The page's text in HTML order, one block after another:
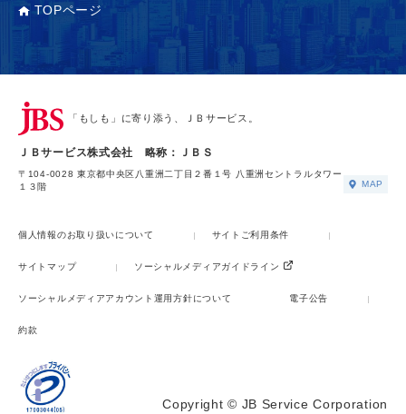
TOPページ
「もしも」に寄り添う、ＪＢサービス。
ＪＢサービス株式会社 略称：ＪＢＳ
〒104-0028 東京都中央区八重洲二丁目２番１号 八重洲セントラルタワー
１３階
MAP
個人情報のお取り扱いについて サイトご利用条件
サイトマップ ソーシャルメディアガイドライン
ソーシャルメディアアカウント運用方針について 電子公告
約款
Copyright © JB Service Corporation